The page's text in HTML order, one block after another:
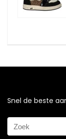
Snel de beste